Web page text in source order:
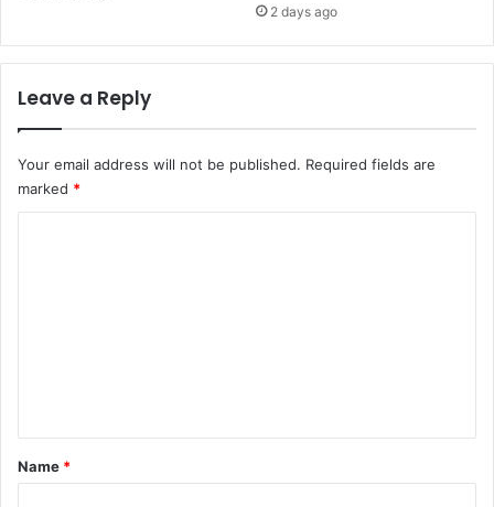
2 days ago
Leave a Reply
Your email address will not be published. Required fields are
marked *
*
Name *